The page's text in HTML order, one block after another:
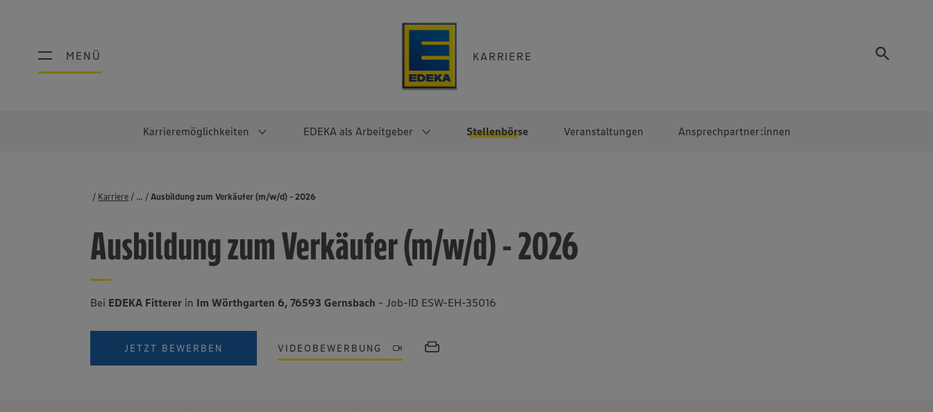
MENÜ KARRIERE
MENÜ
Karrieremöglichkeiten EDEKA als Arbeitgeber Stellenbörse Veranstaltungen Ansprechpartner:innen
Schülerpraktikum Abschlussarbeiten
Werkstudierendentätigkeit
Direkteinstieg
Noch Fragen?
Selbstständig mit EDEKA
Faires Gehalt
Diversität
Lebensmittelproduktion
Lager & Logistik
EDEKA-Zentrale
EDEKA Fruchtkontor
EDEKA-
Regionalgesellschaften
Karriere Stellenbörse
Ausbildung zum Verkäufer (m/w/d) - 2026
...
Ausbildung zum Verkäufer (m/w/d) - 2026
Bei EDEKA Fitterer in Im Wörthgarten 6, 76593 Gernsbach - Job-ID ESW-EH-35016
JETZT BEWERBEN VIDEOBEWERBUNG